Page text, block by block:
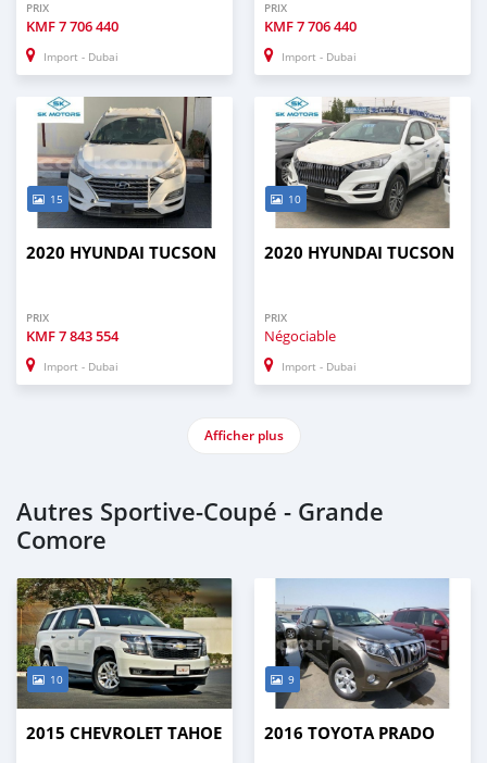
PRIX
KMF7 706 440
Import - Dubai
PRIX
KMF7 706 440
Import - Dubai
15
2020 HYUNDAI TUCSON
PRIX
KMF7 843 554
Import - Dubai
10
2020 HYUNDAI TUCSON
PRIX
Négociable
Import - Dubai
Afficher plus
Autres Sportive‒Coupé - Grande
Comore
10
2015 CHEVROLET TAHOE
9
2016 TOYOTA PRADO